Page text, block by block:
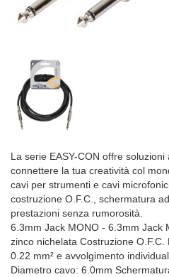
La serie EASY-CON offre
connettere la tua creatività col
cavi per strumenti e cavi
costruzione O.F.C., schermatura
prestazioni senza rumorosità.
6.3mm Jack MONO - 6.3mm Jack
zinco nichelata Costruzione
0.22 mm² e avvolgimento
Diametro cavo: 6.0mm